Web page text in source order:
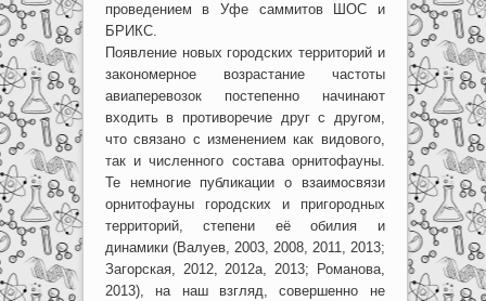
проведением в Уфе саммитов ШОС и
БРИКС.
Появление новых городских территорий и
закономерное возрастание частоты
авиаперевозок постепенно начинают
входить в противоречие друг с другом,
что связано с изменением как видового,
так и численного состава орнитофауны.
Те немногие публикации о взаимосвязи
орнитофауны городских и пригородных
территорий, степени её обилия и
динамики (Валуев, 2003, 2008, 2011, 2013;
Загорская, 2012, 2012а, 2013; Романова,
2013), на наш взгляд, совершенно не